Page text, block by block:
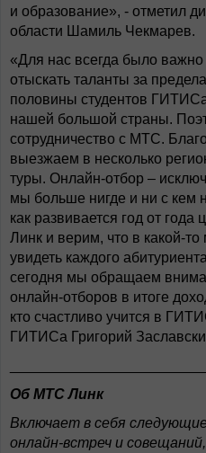
и образование», - отметил
области Шамиль Чекмарев.
«Для нас всегда было
отыскать таланты за
половины студентов
нашей большой страны.
сотрудничество с МТС.
выезжаем в несколько
туры. Онлайн-отбор –
мы больше нигде и ни с кем
как развивается год от
Линк и верим, что в какой-
увидеть каждого
сегодня мы обращаем
онлайн-отборов в итоге
кто счастливо учится в
ГИТИСа Григорий
Об МТС Линк
Включает в себя
онлайн-встреч и